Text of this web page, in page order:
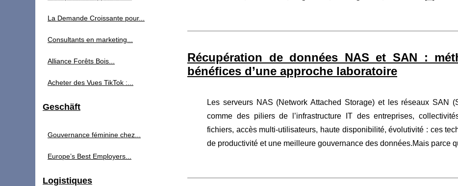
Récupération de données NAS et SAN :
bénéfices d’une approche laboratoire
Les serveurs NAS (Network Attached Storage) et les réseaux SAN
comme des piliers de l’infrastructure IT des entreprises,
fichiers, accès multi-utilisateurs, haute disponibilité, évolutivité : ces
de productivité et une meilleure gouvernance des données.Mais parce
La Demande Croissante pour...
Consultants en marketing...
Alliance Forêts Bois...
Acheter des Vues TikTok :...
Geschäft
Gouvernance féminine chez...
Europe’s Best Employers...
Logistiques